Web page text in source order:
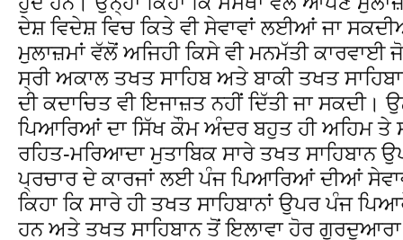
ਦੇਸ਼ ਵਿਦੇਸ਼ ਵਿਚ ਕਿਤੇ ਵੀ ਸੇਵਾਵਾਂ ਲਈਆਂ ਜਾ
ਮੁਲਾਜ਼ਮਾਂ ਵੱਲੋਂ ਅਜਿਹੀ ਕਿਸੇ ਵੀ ਮਨਮੱਤੀ ਕਾਰਵਾਈ
ਸ੍ਰੀ ਅਕਾਲ ਤਖਤ ਸਾਹਿਬ ਅਤੇ ਬਾਕੀ ਤਖਤ
ਦੀ ਕਦਾਚਿਤ ਵੀ ਇਜਾਜ਼ਤ ਨਹੀਂ ਦਿੱਤੀ ਜਾ ਸਕਦੀ।
ਪਿਆਰਿਆਂ ਦਾ ਸਿੱਖ ਕੌਮ ਅੰਦਰ ਬਹੁਤ ਹੀ ਅਹਿਮ ਤੇ
ਰਹਿਤ-ਮਰਿਆਦਾ ਮੁਤਾਬਿਕ ਸਾਰੇ ਤਖਤ
ਪ੍ਰਚਾਰ ਦੇ ਕਾਰਜਾਂ ਲਈ ਪੰਜ ਪਿਆਰਿਆਂ ਦੀਆਂ
ਕਿਹਾ ਕਿ ਸਾਰੇ ਹੀ ਤਖਤ ਸਾਹਿਬਾਨਾਂ ਉਪਰ ਪੰਜ
ਹਨ ਅਤੇ ਤਖਤ ਸਾਹਿਬਾਨ ਤੋਂ ਇਲਾਵਾ ਹੋਰ ਗੁਰਦੁਆਰਾ